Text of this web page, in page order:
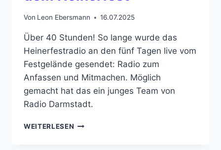
Von Leon Ebersmann 16.07.2025
Über 40 Stunden! So lange wurde das
Heinerfestradio an den fünf Tagen live vom
Festgelände gesendet: Radio zum
Anfassen und Mitmachen. Möglich
gemacht hat das ein junges Team von
Radio Darmstadt.
WEITERLESEN VON